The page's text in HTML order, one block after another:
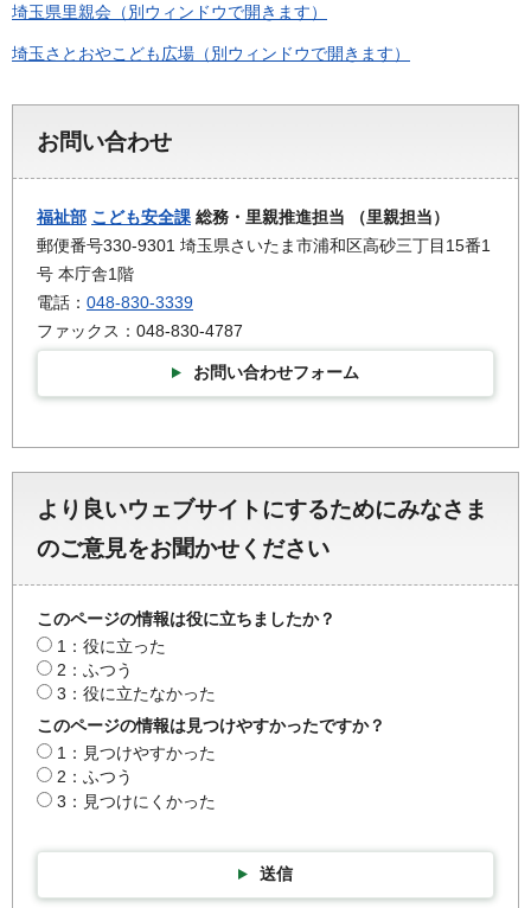
埼玉県里親会（別ウィンドウで開きます）
埼玉さとおやこども広場（別ウィンドウで開きます）
お問い合わせ
福祉部 こども安全課 総務・里親推進担当 （里親担当）
郵便番号330-9301 埼玉県さいたま市浦和区高砂三丁目15番1
号 本庁舎1階
電話： 048-830-3339
ファックス：048-830-4787
お問い合わせフォーム
より良いウェブサイトにするためにみなさま
のご意見をお聞かせください
このページの情報は役に立ちましたか？
1：役に立った
2：ふつう
3：役に立たなかった
このページの情報は見つけやすかったですか？
1：見つけやすかった
2：ふつう
3：見つけにくかった
送信